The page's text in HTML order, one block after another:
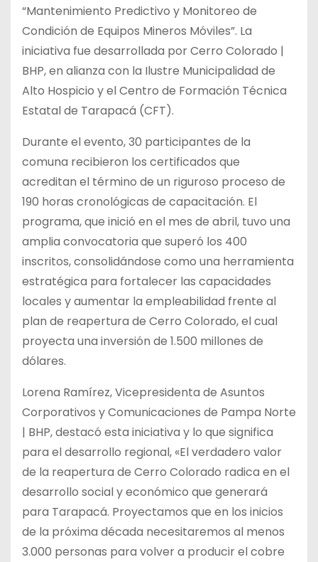
“Mantenimiento Predictivo y Monitoreo de
Condición de Equipos Mineros Móviles”. La
iniciativa fue desarrollada por Cerro Colorado |
BHP, en alianza con la Ilustre Municipalidad de
Alto Hospicio y el Centro de Formación Técnica
Estatal de Tarapacá (CFT).
Durante el evento, 30 participantes de la
comuna recibieron los certificados que
acreditan el término de un riguroso proceso de
190 horas cronológicas de capacitación. El
programa, que inició en el mes de abril, tuvo una
amplia convocatoria que superó los 400
inscritos, consolidándose como una herramienta
estratégica para fortalecer las capacidades
locales y aumentar la empleabilidad frente al
plan de reapertura de Cerro Colorado, el cual
proyecta una inversión de 1.500 millones de
dólares.
Lorena Ramírez, Vicepresidenta de Asuntos
Corporativos y Comunicaciones de Pampa Norte
| BHP, destacó esta iniciativa y lo que significa
para el desarrollo regional, «El verdadero valor
de la reapertura de Cerro Colorado radica en el
desarrollo social y económico que generará
para Tarapacá. Proyectamos que en los inicios
de la próxima década necesitaremos al menos
3.000 personas para volver a producir el cobre